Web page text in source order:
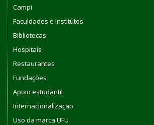
Campi
Faculdades e Institutos
Bibliotecas
Hospitais
Restaurantes
Fundações
Apoio estudantil
Internacionalização
Uso da marca UFU